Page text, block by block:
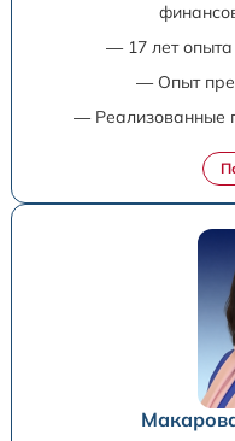
— 17 лет
— Опыт
— Реализованные